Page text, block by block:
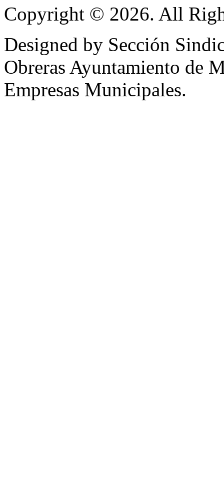
Copyright © 2026. All
Designed by Sección
Obreras Ayuntamiento de
Empresas Municipales.